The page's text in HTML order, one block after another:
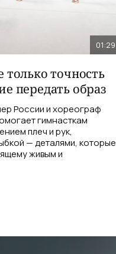
01:29
точность
передать образ
России и хореограф
гимнасткам
плеч и рук,
— деталями, которые
живым и